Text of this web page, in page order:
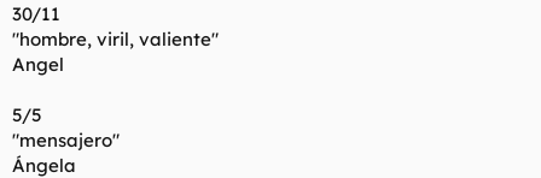
30/11
"hombre, viril, valiente"
Angel
5/5
"mensajero"
Ángela